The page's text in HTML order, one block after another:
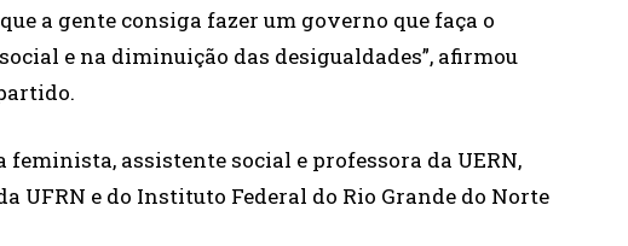
a gente consiga fazer um governo que faça o
e na diminuição das desigualdades”, afirmou
feminista, assistente social e professora da UERN,
UFRN e do Instituto Federal do Rio Grande do Norte